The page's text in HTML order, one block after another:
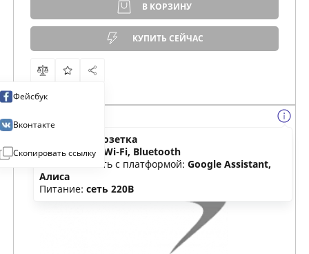
В КОРЗИНУ
КУПИТЬ СЕЙЧАС
Фейсбук
Вконтакте
Скопировать ссылку
умная розетка
Соединение:
Wi-Fi, Bluetooth
Совместимость с платформой: Google Assistant,
Алиса
Питание: сеть 220В